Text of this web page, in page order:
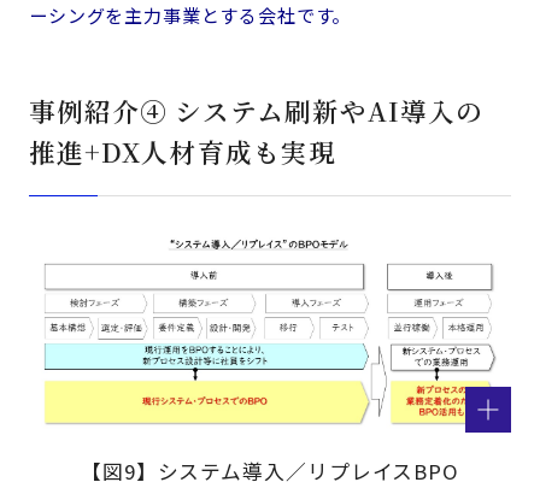
ーシングを主力事業とする会社です。
事例紹介④ システム刷新やAI導入の
推進+DX人材育成も実現
【図9】システム導入／リプレイスBPO